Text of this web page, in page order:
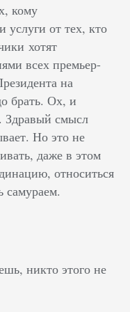
кому
услуги от тех, кто
хотят
всех премьер-
на
брать. Ох, и
Здравый смысл
Но это не
даже в этом
относиться
самураем.
никто этого не